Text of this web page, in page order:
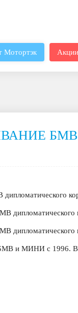
Мотортэк Акции
и МИНИ с 1996.